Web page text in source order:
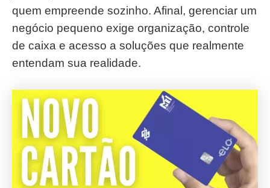
quem empreende sozinho. Afinal, gerenciar um
negócio pequeno exige organização, controle
de caixa e acesso a soluções que realmente
entendam sua realidade.